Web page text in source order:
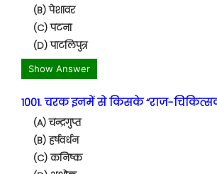
(B) पेशावर
(C) पटना
(D) पाटलिपुत्र
Show Answer
1001. चरक इनमें से किसके “राज-
(A) चन्द्रगुप्त
(B) हर्षवर्धन
(C) कनिष्क